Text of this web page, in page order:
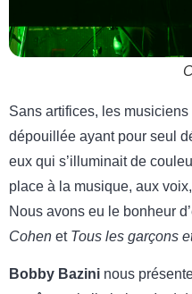
Sans artifices, les
dépouillée ayant pour seul
eux qui s’illuminait de
place à la musique, aux
Nous avons eu le bonheur
Cohen et Tous les garçons
Bobby Bazini nous